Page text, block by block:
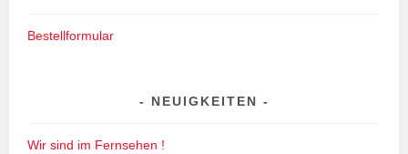
Bestellformular
NEUIGKEITEN
Wir sind im Fernsehen !